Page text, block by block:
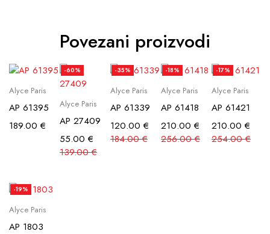
Povezani proizvodi
Alyce Paris
AP 61395
189.00 €
-60%
Alyce Paris
AP 27409
139.00€
55.00 €
-35%
Alyce Paris
AP 61339
184.00€
120.00 €
-18%
Alyce Paris
AP 61418
256.00€
210.00 €
-17%
Alyce Paris
AP 61421
254.00€
210.00 €
-19%
Alyce Paris
AP 1803